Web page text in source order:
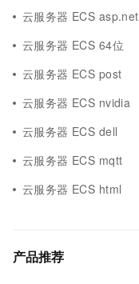
云服务器 ECS asp.net
云服务器 ECS 64位
云服务器 ECS post
云服务器 ECS nvidia
云服务器 ECS dell
云服务器 ECS mqtt
云服务器 ECS html
产品推荐